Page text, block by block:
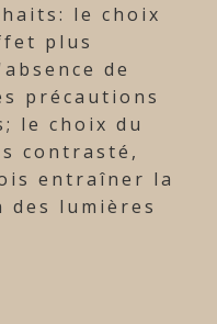
le choix
plus
de
précautions
le choix du
contrasté,
entraîner la
lumières